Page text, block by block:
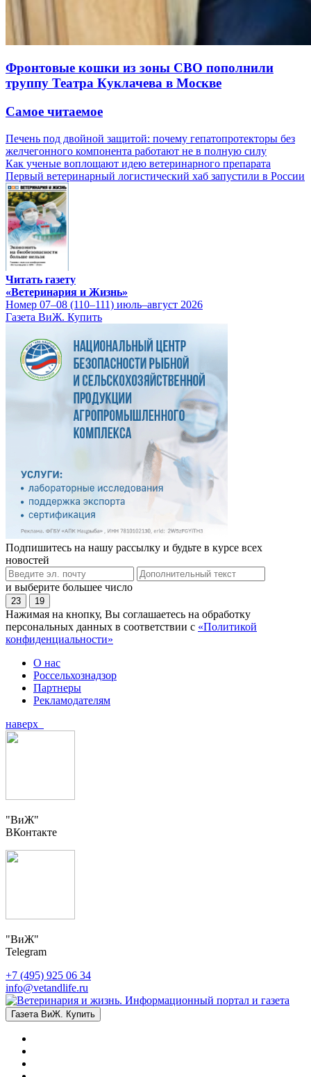
Фронтовые кошки из зоны СВО пополнили
труппу Театра Куклачева в Москве
Самое читаемое
Печень под двойной защитой: почему гепатопротекторы без
желчегонного компонента работают не в полную силу
Как ученые воплощают идею ветеринарного препарата
Первый ветеринарный логистический хаб запустили в России
Читать газету
«Ветеринария и Жизнь»
Номер 07–08 (110–111) июль–август 2026
Газета ВиЖ. Купить
Подпишитесь на нашу рассылку и будьте в курсе всех
новостей
и выберите большее число
23 19
Нажимая на кнопку, Вы соглашаетесь на обработку
персональных данных в соответствии с «Политикой
конфиденциальности»
О нас
Россельхознадзор
Партнеры
Рекламодателям
наверх
"ВиЖ"
ВКонтакте
"ВиЖ"
Telegram
+7 (495) 925 06 34
info@vetandlife.ru
Газета ВиЖ. Купить